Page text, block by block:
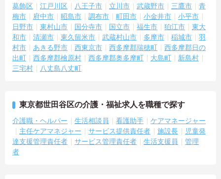
葛飾区
江戸川区 八王子市 立川市 武蔵野市 三鷹市
青
梅市
府中市 昭島市 調布市 町田市 小金井市
小平市
日野市
東村山市 国分寺市 国立市 福生市 狛江市
東大
和市
清瀬市 東久留米市 武蔵村山市 多摩市 稲城市
羽
村市
あきる野市 西東京市 西多摩郡瑞穂町
西多摩郡日の
出町
西多摩郡檜原村 西多摩郡奥多摩町 大島町
新島村
三宅村
八丈島八丈町
東京都世田谷区の介護・福祉求人を職種で探す
介護職・ヘルパー 生活相談員 看護助手
ケアマネージャー
主任ケアマネジャー
サービス提供責任者 施設長
児童発
達支援管理責任者
サービス管理責任者 生活支援員
管理
者